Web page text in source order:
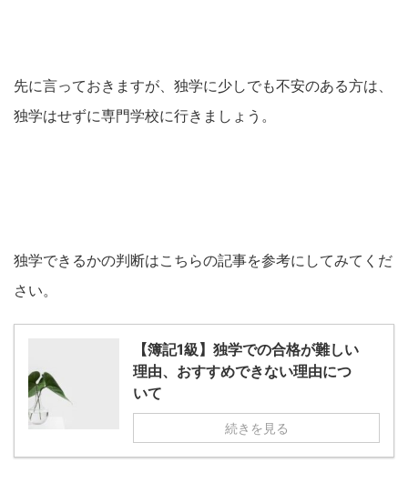
先に言っておきますが、独学に少しでも不安のある方は、
独学はせずに専門学校に行きましょう。
独学できるかの判断はこちらの記事を参考にしてみてくだ
さい。
【簿記1級】独学での合格が難しい
理由、おすすめできない理由につ
いて
続きを見る